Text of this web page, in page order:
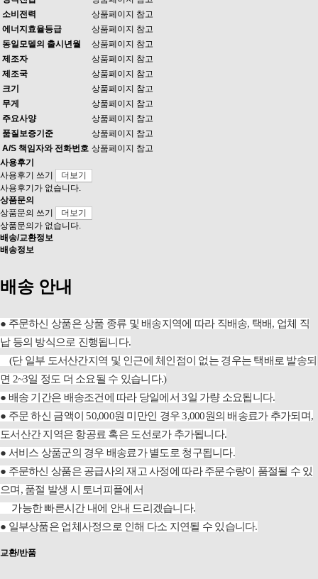
소비전력
상품페이지 참고
에너지효율등급
상품페이지 참고
동일모델의 출시년월
상품페이지 참고
제조자
상품페이지 참고
제조국
상품페이지 참고
크기
상품페이지 참고
무게
상품페이지 참고
주요사양
상품페이지 참고
품질보증기준
상품페이지 참고
A/S 책임자와 전화번호 상품페이지 참고
사용후기
사용후기 쓰기
더보기
사용후기가 없습니다.
상품문의
상품문의 쓰기
더보기
상품문의가 없습니다.
배송/교환정보
배송정보
배송 안내
● 주문하신 상품은 상품 종류 및 배송지역에 따라 직배송, 택배, 업체 직
납 등의 방식으로 진행됩니다.
(단 일부 도서산간지역 및 인근에 체인점이 없는 경우는 택배로 발송되
면 2~3일 정도 더 소요될 수 있습니다.)
● 배송 기간은 배송조건에 따라 당일에서 3일 가량 소요됩니다.
● 주문 하신 금액이 50,000원 미만인 경우 3,000원의 배송료가 추가되며,
도서산간 지역은 항공료 혹은 도선로가 추가됩니다.
● 서비스 상품군의 경우 배송료가 별도로 청구됩니다.
● 주문하신 상품은 공급사의 재고 사정에 따라 주문수량이 품절될 수 있
으며, 품절 발생 시 토너피플에서
가능한 빠른시간 내에 안내 드리겠습니다.
● 일부상품은 업체사정으로 인해 다소 지연될 수 있습니다.
교환/반품